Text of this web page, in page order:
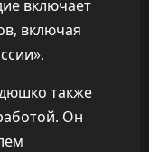
включает
включая
также
Он